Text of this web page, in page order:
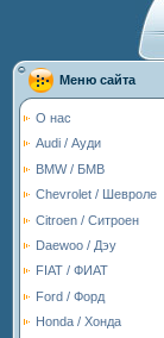
Меню сайта
О нас
Audi / Ауди
BMW / БМВ
Chevrolet / Шевроле
Citroen / Ситроен
Daewoo / Дэу
FIAT / ФИАТ
Ford / Форд
Honda / Хонда